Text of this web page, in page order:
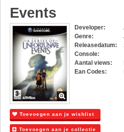
Events
Developer:
Genre:
Releasedatum:
Console:
Aantal views:
Ean Codes:
Toevoegen aan je wishlist
Toevoegen aan je collectie